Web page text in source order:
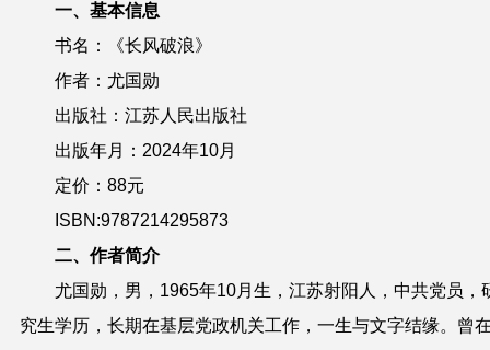
一、基本信息
书名：
《长风破浪》
作者： 尤国勋
出版社： 江苏人民出版社
出版年月： 2024年10月
定价：88元
ISBN:9787214295873
二、作者简介
尤国勋 ，男，1965年10月生，江苏射阳人，中共党员，
究生学历，长期在基层党政机关工作，一生与文字结缘。曾